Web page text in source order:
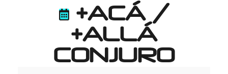
+ACÁ /
+ALLÁ
CONJURO